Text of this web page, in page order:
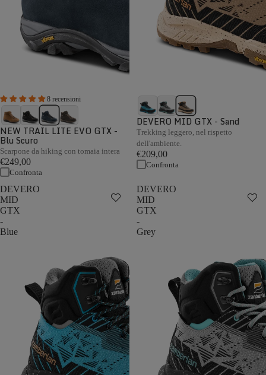
8 recensioni
NEW TRAIL LITE EVO GTX -
Blu Scuro
Scarpone da hiking con tomaia intera
€249,00
Confronta
DEVERO MID GTX - Sand
Trekking leggero, nel rispetto
dell'ambiente.
€209,00
Confronta
DEVERO
MID
GTX
-
Blue
DEVERO
MID
GTX
-
Grey